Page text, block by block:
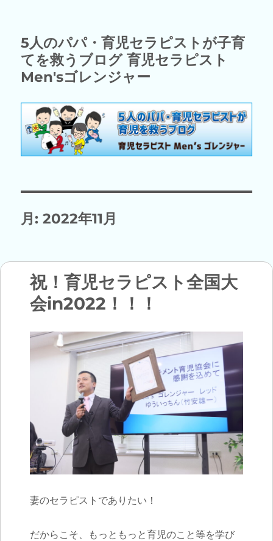
5人のパパ・育児セラピストが子育
てを救うブログ 育児セラピスト
Men'sゴレンジャー
月:2022年11月
祝！育児セラピスト全国大
会in2022！！！
妻のセラピストでありたい！
だからこそ、もっともっと育児のこと等を学び